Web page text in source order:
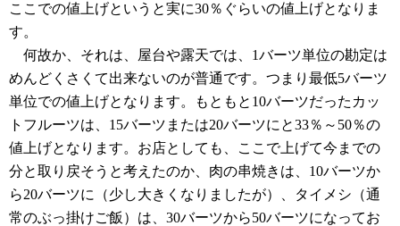
ここでの値上げというと実に30％ぐらいの値上げとなりま
す。
何故か、それは、屋台や露天では、1バーツ単位の勘定は
めんどくさくて出来ないのが普通です。つまり最低5バーツ
単位での値上げとなります。もともと10バーツだったカッ
トフルーツは、15バーツまたは20バーツにと33％～50％の
値上げとなります。お店としても、ここで上げて今までの
分と取り戻そうと考えたのか、肉の串焼きは、10バーツか
ら20バーツに（少し大きくなりましたが）、タイメシ（通
常のぶっ掛けご飯）は、30バーツから50バーツになってお